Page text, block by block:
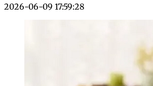
2026-06-09 17:59:28